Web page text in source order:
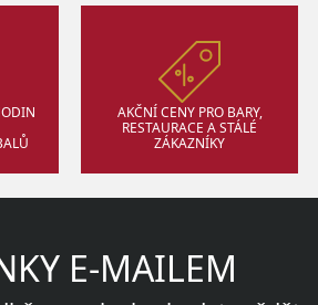
AKČNÍ CENY PRO BARY,
RESTAURACE A STÁLÉ
ZÁKAZNÍKY
E-MAILEM